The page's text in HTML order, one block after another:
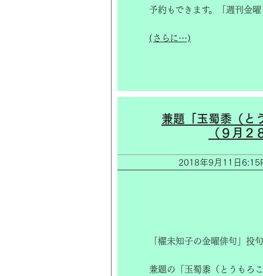
予約もできます。「週刊金
(さらに…)
兼題「玉蜀黍（と
（９月２
2018年9月11日
「櫂未知子の金曜俳句」投
兼題の「玉蜀黍（とうもろ